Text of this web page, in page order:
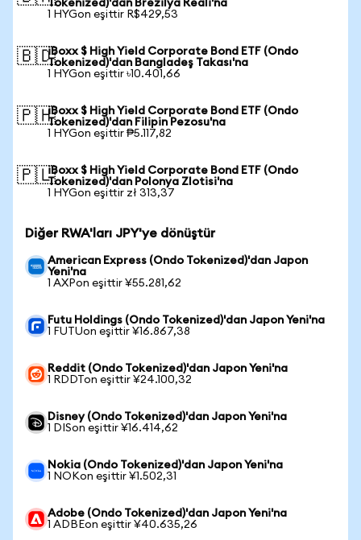
Tokenized)'dan Brezilya Reali'na
1 HYGon eşittir R$429,53
🇧🇩iBoxx $ High Yield Corporate Bond ETF (Ondo
Tokenized)'dan Bangladeş Takası'na
1 HYGon eşittir ৳10.401,66
🇵🇭iBoxx $ High Yield Corporate Bond ETF (Ondo
Tokenized)'dan Filipin Pezosu'na
1 HYGon eşittir ₱5.117,82
🇵🇱iBoxx $ High Yield Corporate Bond ETF (Ondo
Tokenized)'dan Polonya Zlotisi'na
1 HYGon eşittir zł 313,37
Diğer RWA'ları JPY'ye dönüştür
American Express (Ondo Tokenized)'dan Japon
Yeni'na
1 AXPon eşittir ¥55.281,62
Futu Holdings (Ondo Tokenized)'dan Japon Yeni'na
1 FUTUon eşittir ¥16.867,38
Reddit (Ondo Tokenized)'dan Japon Yeni'na
1 RDDTon eşittir ¥24.100,32
Disney (Ondo Tokenized)'dan Japon Yeni'na
1 DISon eşittir ¥16.414,62
Nokia (Ondo Tokenized)'dan Japon Yeni'na
1 NOKon eşittir ¥1.502,31
Adobe (Ondo Tokenized)'dan Japon Yeni'na
1 ADBEon eşittir ¥40.635,26